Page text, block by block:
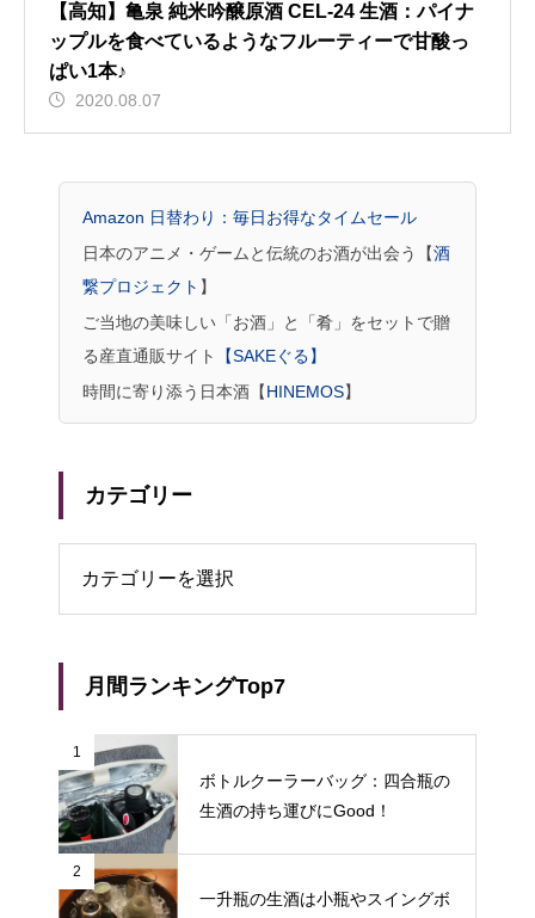
【高知】亀泉 純米吟醸原酒 CEL-24 生酒：パイナ
ップルを食べているようなフルーティーで甘酸っ
ぱい1本♪
2020.08.07
Amazon 日替わり：毎日お得なタイムセール
日本のアニメ・ゲームと伝統のお酒が出会う【酒
繋プロジェクト 】
ご当地の美味しい「お酒」と「肴」をセットで贈
る産直通販サイト
【SAKEぐる】
時間に寄り添う日本酒【HINEMOS】
カテゴリー
月間ランキングTop7
1
ボトルクーラーバッグ：四合瓶の
生酒の持ち運びにGood！
2
一升瓶の生酒は小瓶やスイングボ